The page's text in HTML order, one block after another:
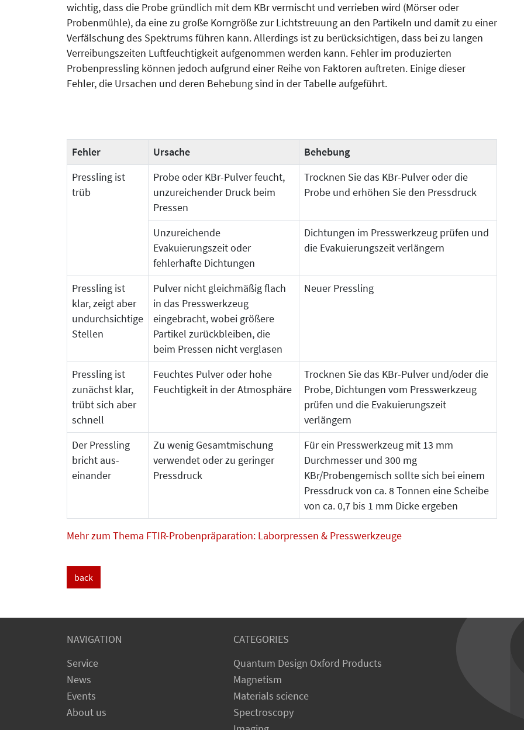
wichtig, dass die Probe gründlich mit dem KBr vermischt und verrieben wird (Mörser oder
Probenmühle), da eine zu große Korngröße zur Licht­streuung an den Partikeln und damit zu einer
Verfälschung des Spektrums führen kann. Allerdings ist zu berück­sichtigen, dass bei zu langen
Ver­rei­bungszeiten Luftfeuchtigkeit auf­ge­nom­men werden kann. Fehler im produzierten
Probenpressling können jedoch aufgrund einer Reihe von Faktoren auftreten. Einige dieser
Fehler, die Ursachen und deren Behebung sind in der Tabelle aufgeführt.
Fehler Ursache
Behebung
Pressling ist
trüb
Probe oder KBr-Pulver feucht,
unzureichender Druck beim
Pressen
Trocknen Sie das KBr-Pulver oder die
Probe und erhöhen Sie den Pressdruck
Unzureichende
Evakuierungszeit oder
fehlerhafte Dichtungen
Dichtungen im Presswerkzeug prüfen und
die Evakuierungszeit verlängern
Pressling ist
klar, zeigt aber
undurchsichtige
Stellen
Pulver nicht gleichmäßig flach
in das Presswerkzeug
eingebracht, wobei größere
Partikel zurückbleiben, die
beim Pressen nicht verglasen
Neuer Pressling
Pressling ist
zunächst klar,
trübt sich aber
schnell
Feuchtes Pulver oder hohe
Feuchtigkeit in der Atmosphäre
Trocknen Sie das KBr-Pulver und/oder die
Probe, Dichtungen vom Presswerkzeug
prüfen und die Evakuierungszeit
verlängern
Der Pressling
bricht aus­
einander
Zu wenig Gesamtmischung
verwendet oder zu geringer
Pressdruck
Für ein Presswerkzeug mit 13 mm
Durchmesser und 300 mg
KBr/Probengemisch sollte sich bei einem
Pressdruck von ca. 8 Tonnen eine Scheibe
von ca. 0,7 bis 1 mm Dicke ergeben
Mehr zum Thema FTIR-Probenpräparation: Laborpressen & Presswerkzeuge
back
NAVIGATION
Service
News
Events
About us
CATEGORIES
Quantum Design Oxford Products
Magnetism
Materials science
Spectroscopy